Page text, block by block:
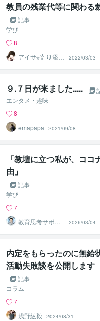
教員の残業代等に関わる
記事
学び
8
アイサ⋆寄り添い
士
2022/03/03
９.７日が来ました.....
エンタメ・趣味
8
emapapa
2021/09/08
「教壇に立つ私が、ココ
由」
記事
学び
7
教育思考サポー
ト 水野（みず
の）
2026/03/04
内定をもらったのに無給
活動失敗談を公開します
記事
コラム
7
浅野紘毅 2024/08/31